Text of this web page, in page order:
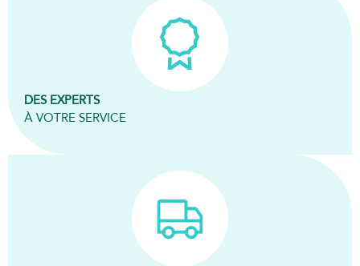
DES EXPERTS
À VOTRE SERVICE